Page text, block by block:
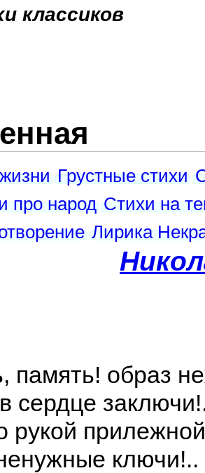
классиков
Грустные стихи
про народ Стихи на
Лирика
память! образ
сердце
рукой прилежной
ключи!..